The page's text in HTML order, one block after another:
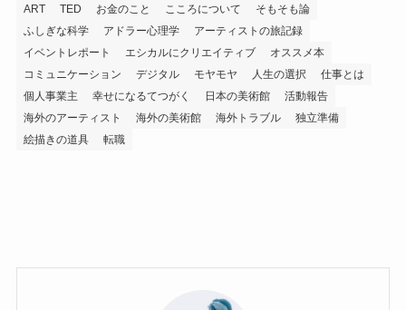
ART TED お金のこと こころについて
そもそも論
ふしぎな科学
アドラー心理学
アーティストの旅記録
イベントレポート
エシカルにクリエイティブ
オススメ本
コミュニケーション
デジタル モヤモヤ 人生の選択
仕事とは
個人事業主
幸せになるてつがく 日本の美術館
活動報告
海外のアーティスト
海外の美術館 海外トラブル
独立準備
絵描きの道具
転職